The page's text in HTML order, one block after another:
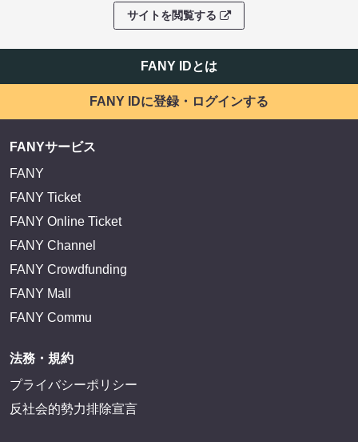
サイトを閲覧する
FANY IDとは
FANY IDに登録・ログインする
FANYサービス
FANY
FANY Ticket
FANY Online Ticket
FANY Channel
FANY Crowdfunding
FANY Mall
FANY Commu
法務・規約
プライバシーポリシー
反社会的勢力排除宣言